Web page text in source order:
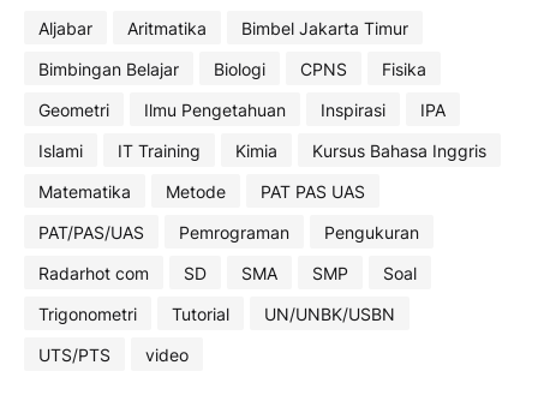
Aljabar Aritmatika
Bimbel Jakarta Timur
Bimbingan Belajar
Biologi CPNS
Fisika
Geometri
Ilmu Pengetahuan Inspirasi
IPA
Islami
IT Training Kimia
Kursus Bahasa Inggris
Matematika
Metode
PAT PAS UAS
PAT/PAS/UAS
Pemrograman
Pengukuran
Radarhot com
SD SMA SMP
Soal
Trigonometri
Tutorial
UN/UNBK/USBN
UTS/PTS
video